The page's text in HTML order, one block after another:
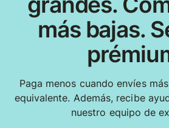
más bajas.
Paga menos cuando envíes
equivalente. Además, recibe
nuestro equipo de